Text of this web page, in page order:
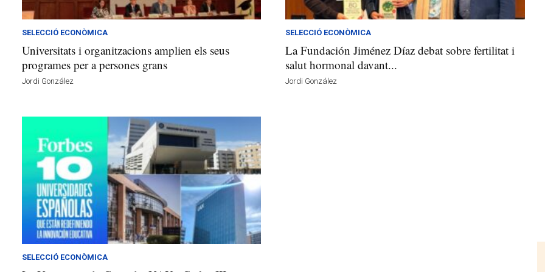
SELECCIÓ ECONÒMICA
Universitats i organitzacions amplien els seus
programes per a persones grans
Jordi González
SELECCIÓ ECONÒMICA
La Fundación Jiménez Díaz debat sobre fertilitat i
salut hormonal davant...
Jordi González
SELECCIÓ ECONÒMICA